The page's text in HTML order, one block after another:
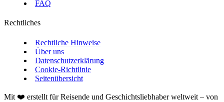
FAQ
Rechtliches
Rechtliche Hinweise
Über uns
Datenschutzerklärung
Cookie-Richtlinie
Seitenübersicht
Mit ❤️ erstellt für Reisende und Geschichtsliebhaber weltweit – von